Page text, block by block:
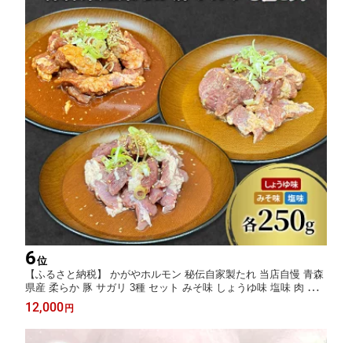
6位
【ふるさと納税】 かがやホルモン 秘伝自家製たれ 当店自慢 青森
県産 柔らか 豚 サガリ 3種 セット みそ味 しょうゆ味 塩味 肉 豚
肉 味付け肉 真空パック
12,000円